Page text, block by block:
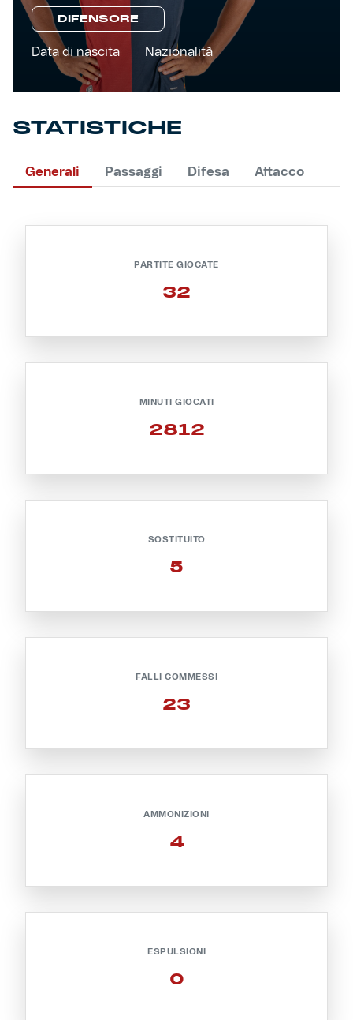
Primavera
Settore giovanile
Training
Pre Match
Robe di Kappa x Genoa
Vintage Collection
DIFENSORE
Data di nascita Nazionalità
STATISTICHE
Generali Passaggi Difesa Attacco
PARTITE GIOCATE
32
MINUTI GIOCATI
2812
SOSTITUITO
5
FALLI COMMESSI
23
AMMONIZIONI
4
ESPULSIONI
0